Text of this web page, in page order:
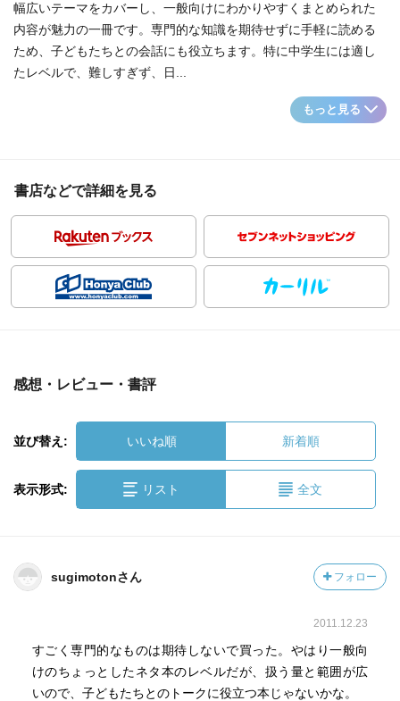
幅広いテーマをカバーし、一般向けにわかりやすくまとめられた
内容が魅力の一冊です。専門的な知識を期待せずに手軽に読める
ため、子どもたちとの会話にも役立ちます。特に中学生には適し
たレベルで、難しすぎず、日...
もっと見る
書店などで詳細を見る
感想・レビュー・書評
並び替え: いいね順 新着順
表示形式: リスト 全文
sugimotonさん フォロー
2011.12.23
すごく専門的なものは期待しないで買った。やはり一般向
けのちょっとしたネタ本のレベルだが、扱う量と範囲が広
いので、子どもたちとのトークに役立つ本じゃないかな。